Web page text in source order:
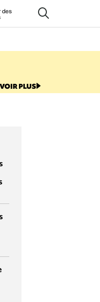
des
VOIR PLUS